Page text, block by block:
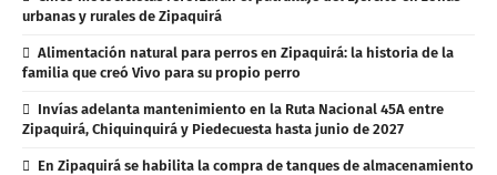
urbanas y rurales de Zipaquirá
Alimentación natural para perros en Zipaquirá: la historia de la
familia que creó Vivo para su propio perro
Invías adelanta mantenimiento en la Ruta Nacional 45A entre
Zipaquirá, Chiquinquirá y Piedecuesta hasta junio de 2027
En Zipaquirá se habilita la compra de tanques de almacenamiento